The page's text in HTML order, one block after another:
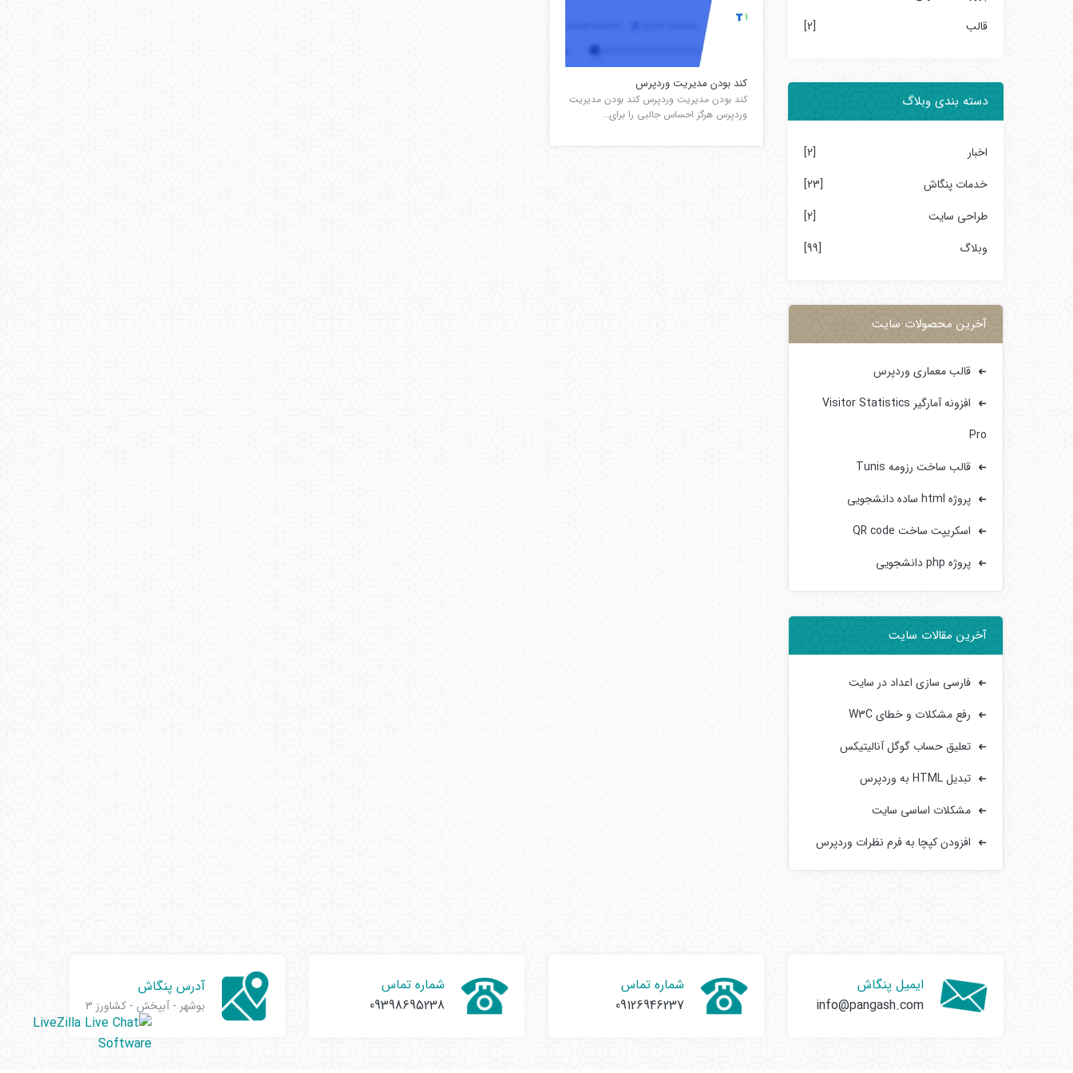
قالب
[2]
دسته بندی وبلاگ
اخبار
[2]
خدمات پنگاش
[23]
طراحی سایت
[2]
وبلاگ
[99]
آخرین محصولات سایت
قالب معماری وردپرس
افزونه آمارگیر Visitor Statistics
Pro
قالب ساخت رزومه Tunis
پروژه html ساده دانشجویی
اسکریپت ساخت QR code
پروژه php دانشجویی
آخرین مقالات سایت
فارسی سازی اعداد در سایت
رفع مشکلات و خطای W3C
تعلیق حساب گوگل آنالیتیکس
تبدیل HTML به وردپرس
مشکلات اساسی سایت‌
افزودن کپچا به فرم‌ نظرات وردپرس
کند بودن مدیریت وردپرس
کند بودن مدیریت وردپرس کند بودن مدیریت
وردپرس هرگز احساس جالبی را برای...
ایمیل پنگاش
info@pangash.com
شماره تماس
09126946237
شماره تماس
09398695238
آدرس پنگاش
بوشهر - آبپخش - کشاورز 3